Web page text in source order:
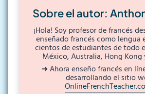
Sobre el autor:
¡Hola! Soy profesor de francés
enseñado francés como lengua
cientos de estudiantes de todo
México, Australia, Hong Kong
➜ Ahora enseño francés en
desarrollando el sitio